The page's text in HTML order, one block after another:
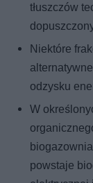
tłuszczów
Niektóre
odzysku
W
powstaje